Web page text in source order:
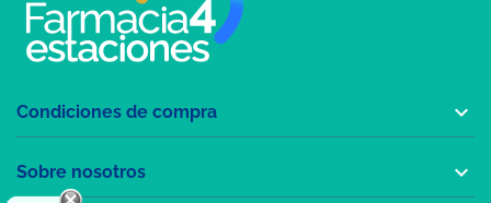
Condiciones de compra 
Sobre nosotros 